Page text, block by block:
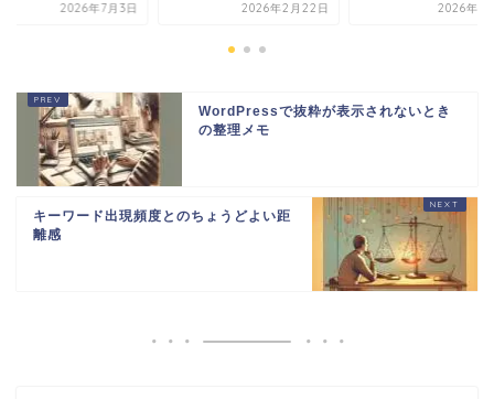
2026年2月22日 2026年1月10日 2026年7
WordPressで抜粋が表示されないとき
の整理メモ
キーワード出現頻度とのちょうどよい距
離感